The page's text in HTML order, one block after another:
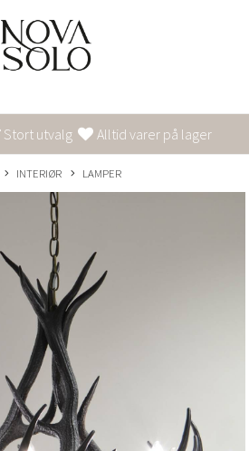
Stort utvalg Alltid varer på lager
INTERIØR LAMPER